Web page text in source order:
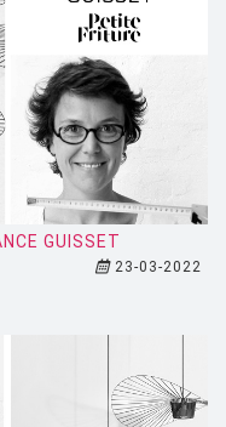
GUISSET
23-03-2022